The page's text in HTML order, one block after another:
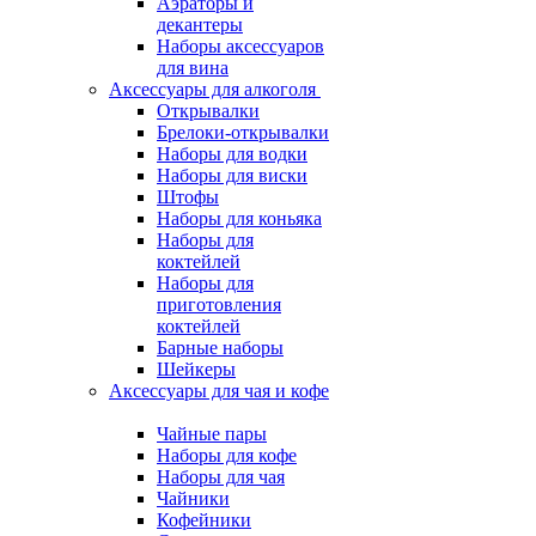
декантеры
Наборы аксессуаров
для вина
Аксессуары для алкоголя
Открывалки
Брелоки-открывалки
Наборы для водки
Наборы для виски
Штофы
Наборы для коньяка
Наборы для
коктейлей
Наборы для
приготовления
коктейлей
Барные наборы
Шейкеры
Аксессуары для чая и кофе
Чайные пары
Наборы для кофе
Наборы для чая
Чайники
Кофейники